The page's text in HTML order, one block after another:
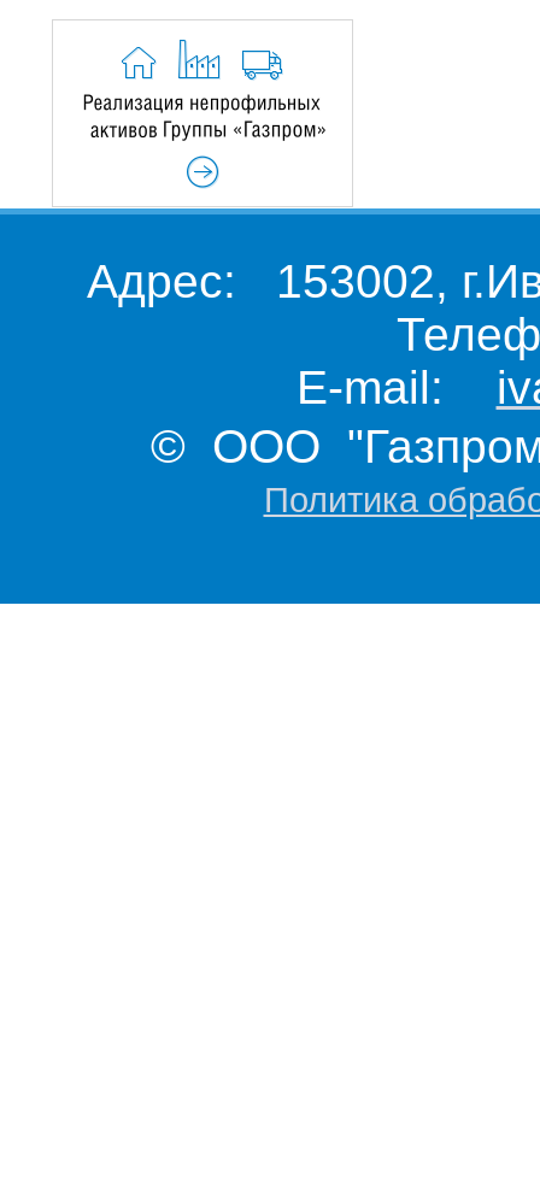
Адрес: 153002,
E-mail:
© ООО "Газпром
Политика